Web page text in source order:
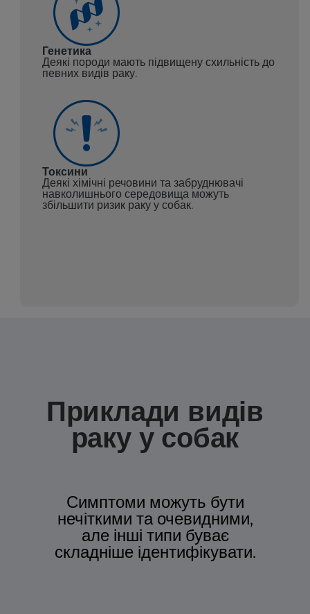
Генетика
Деякі породи мають підвищену схильність до
певних видів раку.
Токсини
Деякі хімічні речовини та забруднювачі
навколишнього середовища можуть
збільшити ризик раку у собак.
Приклади видів
раку у собак
Симптоми можуть бути
нечіткими та очевидними,
але інші типи буває
складніше ідентифікувати.